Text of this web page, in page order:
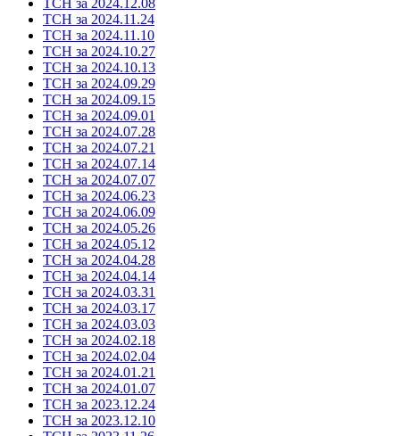
ТСН за 2024.11.24
ТСН за 2024.11.10
ТСН за 2024.10.27
ТСН за 2024.10.13
ТСН за 2024.09.29
ТСН за 2024.09.15
ТСН за 2024.09.01
ТСН за 2024.07.28
ТСН за 2024.07.21
ТСН за 2024.07.14
ТСН за 2024.07.07
ТСН за 2024.06.23
ТСН за 2024.06.09
ТСН за 2024.05.26
ТСН за 2024.05.12
ТСН за 2024.04.28
ТСН за 2024.04.14
ТСН за 2024.03.31
ТСН за 2024.03.17
ТСН за 2024.03.03
ТСН за 2024.02.18
ТСН за 2024.02.04
ТСН за 2024.01.21
ТСН за 2024.01.07
ТСН за 2023.12.24
ТСН за 2023.12.10